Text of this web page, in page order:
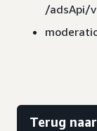
/adsApi/
Terug